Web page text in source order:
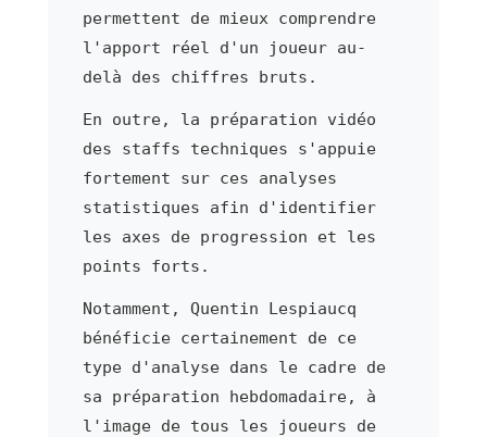
permettent de mieux comprendre
l'apport réel d'un joueur au-
delà des chiffres bruts.
En outre, la préparation vidéo
des staffs techniques s'appuie
fortement sur ces analyses
statistiques afin d'identifier
les axes de progression et les
points forts.
Notamment, Quentin Lespiaucq
bénéficie certainement de ce
type d'analyse dans le cadre de
sa préparation hebdomadaire, à
l'image de tous les joueurs de